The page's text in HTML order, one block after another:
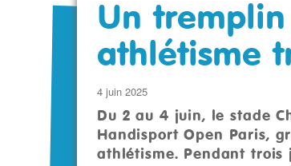
Un tremplin
athlétisme
4 juin 2025
Du 2 au 4 juin, le stade
Handisport Open Paris,
athlétisme. Pendant trois